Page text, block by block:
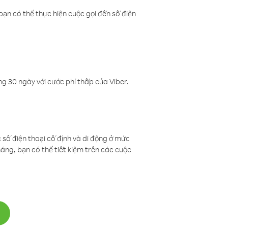
có thể thực hiện cuộc gọi đến số điện
30 ngày với cước phí thấp của Viber.
điện thoại cố định và di động ở mức
bạn có thể tiết kiệm trên các cuộc